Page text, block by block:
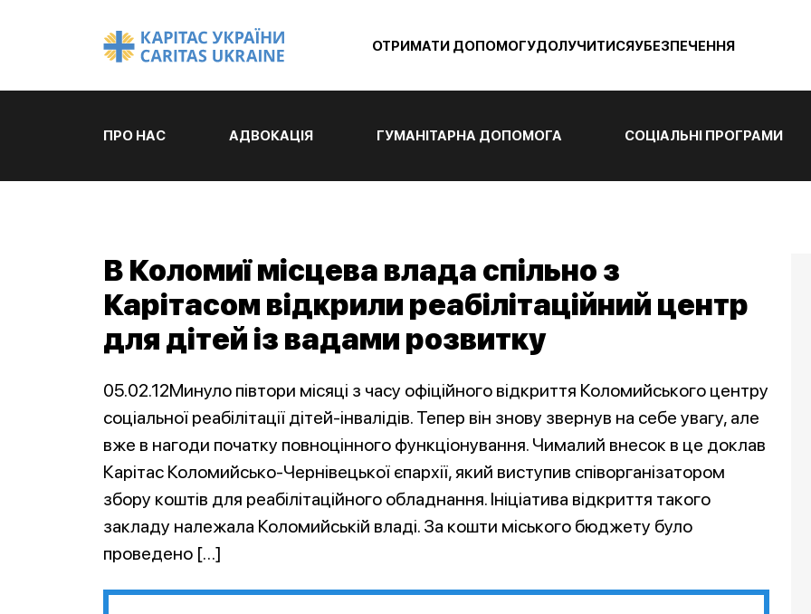
ОТРИМАТИ ДОПОМОГУДОЛУЧИТИСЯУБЕЗПЕЧЕННЯ
ПРО НАС АДВОКАЦІЯ ГУМАНІТАРНА ДОПОМОГА СОЦІАЛЬНІ ПРОГРАМИ
В Коломиї місцева влада спільно з
Карітасом відкрили реабілітаційний центр
для дітей із вадами розвитку
05.02.12Минуло півтори місяці з часу офіційного відкриття Коломийського центру
соціальної реабілітації дітей-інвалідів. Тепер він знову звернув на себе увагу, але
вже в нагоди початку повноцінного функціонування. Чималий внесок в це доклав
Карітас Коломийсько-Чернівецької єпархії, який виступив співорганізатором
збору коштів для реабілітаційного обладнання. Ініціатива відкриття такого
закладу належала Коломийській владі. За кошти міського бюджету було
проведено […]